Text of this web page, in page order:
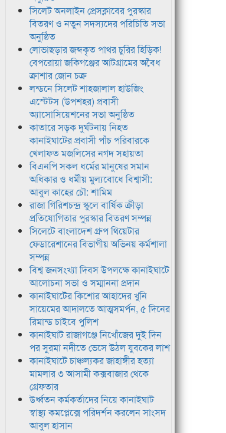
সিলেট অনলাইন প্রেসক্লাবের পুরস্কার
বিতরণ ও নতুন সদস্যদের পরিচিতি সভা
অনুষ্ঠিত
লোভাছড়ার জব্দকৃত পাথর চুরির হিড়িক!
বেপরোয়া জকিগঞ্জের আটগ্রামের অবৈধ
ক্রাশার জোন চক্র
লন্ডনে সিলেট শাহজালাল হাউজিং
এস্টেটস (উপশহর) প্রবাসী
অ্যাসোসিয়েশনের সভা অনুষ্ঠিত
কাতারে সড়ক দুর্ঘটনায় নিহত
কানাইঘাটের প্রবাসী পাঁচ পরিবারকে
খেলাফত মজলিসের নগদ সহায়তা
বিএনপি সকল ধর্মের মানুষের সমান
অধিকার ও ধর্মীয় মুল্যবোধে বিশ্বাসী:
আবুল কাহের চৌ: শামিম
রাজা গিরিশচন্দ্র স্কুলে বার্ষিক ক্রীড়া
প্রতিযোগিতার পুরস্কার বিতরণ সম্পন্ন
সিলেটে বাংলাদেশ গ্রুপ থিয়েটার
ফেডারেশানের বিভাগীয় অভিনয় কর্মশালা
সম্পন্ন
বিশ্ব জনসংখ্যা দিবস উপলক্ষে কানাইঘাটে
আলোচনা সভা ও সম্মাননা প্রদান
কানাইঘাটের কিশোর আহাদের খুনি
সায়েমের আদালতে আত্মসমর্পন, ৫ দিনের
রিমান্ড চাইবে পুলিশ
কানাইঘাট রাজাগঞ্জে নিখোঁজের দুই দিন
পর সুরমা নদীতে ভেসে উঠল যুবকের লাশ
কানাইঘাটে চাঞ্চল্যকর জাহাঙ্গীর হত্যা
মামলার ৩ আসামী কক্সবাজার থেকে
গ্রেফতার
উর্ধ্বতন কর্মকর্তাদের নিয়ে কানাইঘাট
স্বাস্থ্য কমপ্লেক্সে পরিদর্শন করলেন সাংসদ
আবুল হাসান